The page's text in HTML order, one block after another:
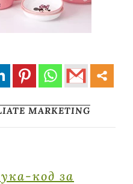
MARKETING
код за